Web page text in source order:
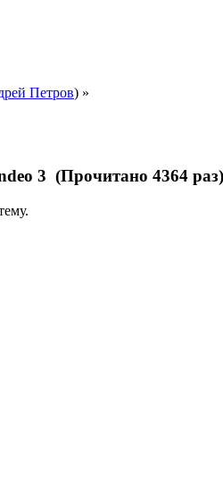
Петров) »
3 (Прочитано 4364